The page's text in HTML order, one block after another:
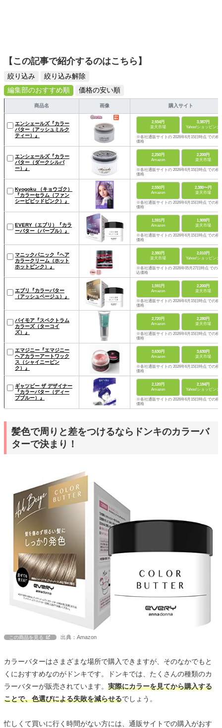
【この記事で紹介するのはこちら】
絞り込み
絞り込み解除
編集部のおすすめ順
価格の安い順
商品名 画像 購入サイト
エンシェールズ『カラー
バター（アッシュミルク
ティー）』
2,934円
楽天市場
3,387円
Yahoo!ショッピング
※各社通販サイトの 2026年6月15日時点 での税
価格
エンシェールズ『カラー
バター（ダークシルバ
ー）』
2,250円
Amazon
2,200円
楽天市場
※各社通販サイトの 2026年6月15日時点 での税
価格
Kyogoku （キョウゴク）
『カラーセラム（ファン
シービビッドピンク）』
2,550円
Amazon
2,380〜円
楽天市場
※各社通販サイトの 2026年6月15日時点 での税
価格
EVERY（エブリ）『カラ
ーバター（パープル）』
1,591円
Amazon
1,909円
楽天市場
※各社通販サイトの 2026年6月15日時点 での税
価格
マニックパニック『ヘア
カラークリーム（ホット
ホットピンク）』
2,380円
楽天市場
2,010円
Yahoo!ショッピング
※各社通販サイトの 2026年05月27日時点 での税
込価格
エブリ『カラーバター
（アッシュベージュ）』
1,591円
Amazon
2,200円
楽天市場
※各社通販サイトの 2026年6月15日時点 での税
価格
パイモア『スペクトラム
カラーズ（ターコイ
ズ）』
2,720円
Amazon
2,280円
楽天市場
※各社通販サイトの 2026年6月15日時点 での税
価格
エマジニー『エマジニー
ヘアカラーアートワック
ス（シャイニーピン
ク）』
3,630円
Amazon
3,630円
楽天市場
※各社通販サイトの 2026年6月15日時点 での税
価格
ギャツビー ザ デザイナー
『カラーバター（ディー
プブルー）』
2,120円
Amazon
2,184円
Yahoo!ショッピング
※各社通販サイトの 2026年6月15日時点 での税
価格
髪色で周りと差をつけるならドンキのカラーバ
ターで決まり！
この商品を見る 出典：Amazon
カラーバターはさまざまな場所で購入できますが、そのなかでもと
くにおすすめなのがドンキです。ドンキでは、たくさんの種類のカ
ラーバターが販売されています。 実際にカラーを見てから購入する
ことで、色選びによる失敗を減らせるでしょう。
忙しくて買いに行く時間がない方には、通販サイトでの購入がおす